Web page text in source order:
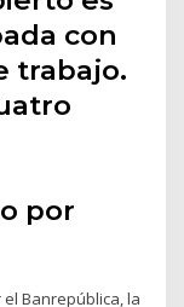
con
trabajo.
por
Banrepública, la